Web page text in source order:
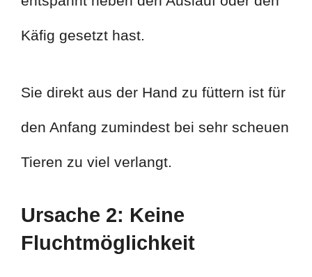
Käfig gesetzt hast.
Sie direkt aus der Hand zu füttern ist für
den Anfang zumindest bei sehr scheuen
Tieren zu viel verlangt.
Ursache 2: Keine
Fluchtmöglichkeit